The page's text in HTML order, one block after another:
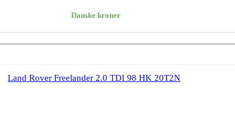
Danske kroner
Land Rover Freelander 2.0 TDI 98 HK 20T2N